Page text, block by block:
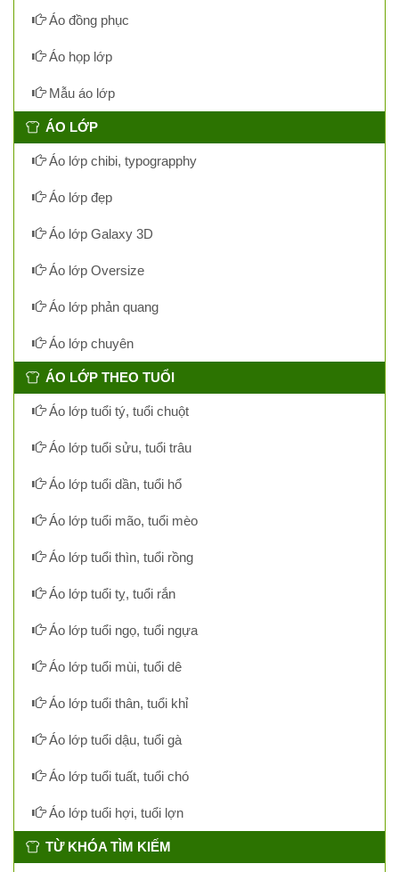
Áo đồng phục
Áo họp lớp
Mẫu áo lớp
ÁO LỚP
Áo lớp chibi, typograpphy
Áo lớp đẹp
Áo lớp Galaxy 3D
Áo lớp Oversize
Áo lớp phản quang
Áo lớp chuyên
ÁO LỚP THEO TUỔI
Áo lớp tuổi tý, tuổi chuột
Áo lớp tuổi sửu, tuổi trâu
Áo lớp tuổi dần, tuổi hổ
Áo lớp tuổi mão, tuổi mèo
Áo lớp tuổi thìn, tuổi rồng
Áo lớp tuổi tỵ, tuổi rắn
Áo lớp tuổi ngọ, tuổi ngựa
Áo lớp tuổi mùi, tuổi dê
Áo lớp tuổi thân, tuổi khỉ
Áo lớp tuổi dậu, tuổi gà
Áo lớp tuổi tuất, tuổi chó
Áo lớp tuổi hợi, tuổi lợn
TỪ KHÓA TÌM KIẾM